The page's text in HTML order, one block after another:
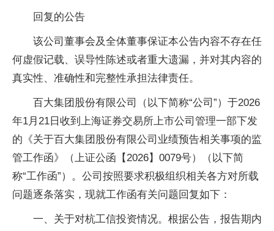
回复的公告
该公司董事会及全体董事保证本公告内容不存在任
何虚假记载、误导性陈述或者重大遗漏，并对其内容的
真实性、准确性和完整性承担法律责任。
百大集团股份有限公司（以下简称“公司”）于2026
年1月21日收到上海证券交易所上市公司管理一部下发
的《关于百大集团股份有限公司业绩预告相关事项的监
管工作函》（上证公函【2026】0079号）（以下简
称“工作函”）。公司按照要求积极组织相关各方对所载
问题逐条落实，现就工作函有关问题回复如下：
一、关于对杭工信投资情况。根据公告，报告期内